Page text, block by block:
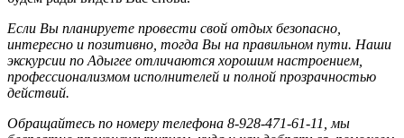
Если Вы планируете провести свой отдых безопасно,
интересно и позитивно, тогда Вы на правильном пути. Наши
экскурсии по Адыгее отличаются хорошим настроением,
профессионализмом исполнителей и полной прозрачностью
действий.
Обращайтесь по номеру телефона 8-928-471-61-11, мы